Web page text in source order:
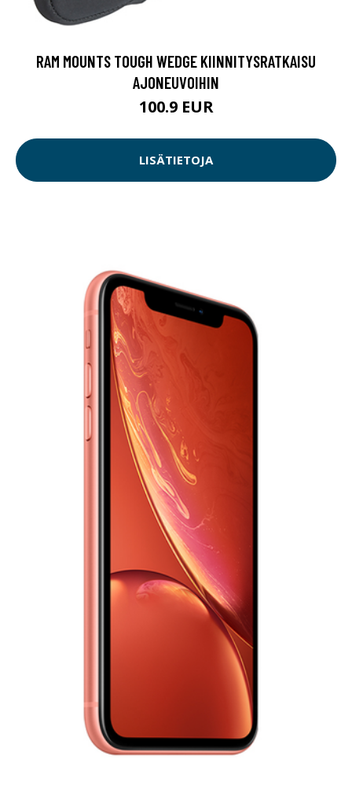
RAM MOUNTS TOUGH WEDGE KIINNITYSRATKAISU
AJONEUVOIHIN
100.9 EUR
LISÄTIETOJA